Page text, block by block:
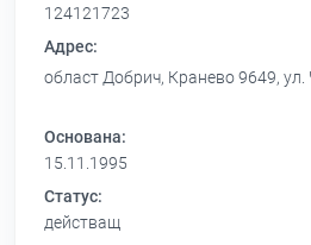
124121723
Адрес:
област Добрич, Кранево 9649,
Основана:
15.11.1995
Статус:
действащ